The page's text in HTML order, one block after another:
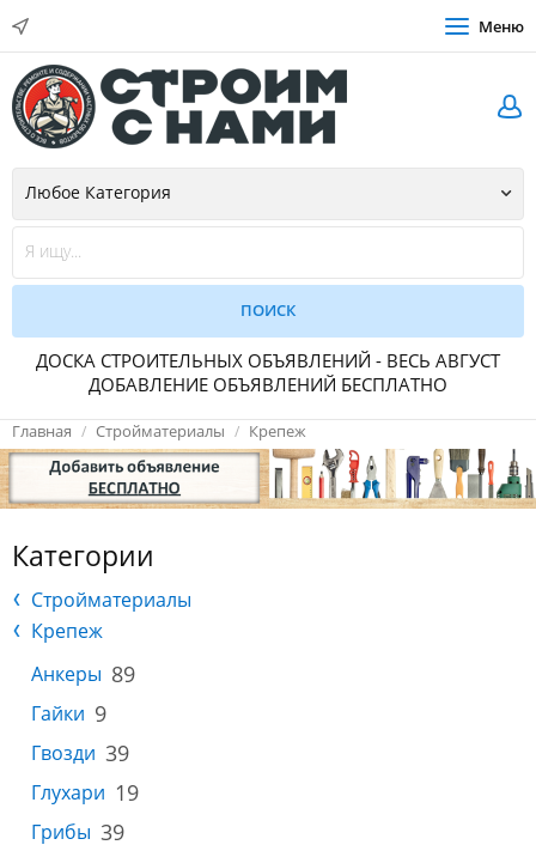
Меню
ДОСКА СТРОИТЕЛЬНЫХ ОБЪЯВЛЕНИЙ - ВЕСЬ АВГУСТ
ДОБАВЛЕНИЕ ОБЪЯВЛЕНИЙ БЕСПЛАТНО
Главная Стройматериалы Крепеж
Категории
Стройматериалы
Крепеж
Анкеры 89
Гайки 9
Гвозди 39
Глухари 19
Грибы 39